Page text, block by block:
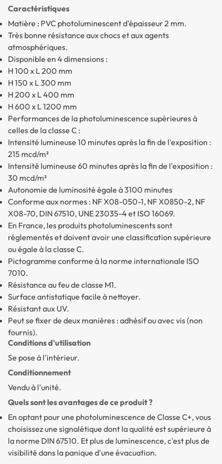
Caractéristiques
Matière : PVC photoluminescent d'épaisseur 2 mm.
Très bonne résistance aux chocs et aux agents
atmosphériques.
Disponible en 4 dimensions :
H 100 x L 200 mm
H 150 x L 300 mm
H 200 x L 400 mm
H 600 x L 1200 mm
Performances de la photoluminescence supérieures à
celles de la classe C :
Intensité lumineuse 10 minutes après la fin de l'exposition :
215 mcd/m²
Intensité lumineuse 60 minutes après la fin de l'exposition :
30 mcd/m²
Autonomie de luminosité égale à 3100 minutes
Conforme aux normes : NF X08-050-1, NF X0850-2, NF
X08-70, DIN 67510, UNE 23035-4 et ISO 16069.
En France, les produits photoluminescents sont
réglementés et doivent avoir une classification supérieure
ou égale à la classe C.
Pictogramme conforme à la norme internationale ISO
7010.
Résistance au feu de classe M1.
Surface antistatique facile à nettoyer.
Résistant aux UV.
Peut se fixer de deux manières : adhésif ou avec vis (non
fournis).
Conditions d'utilisation
Se pose à l'intérieur.
Conditionnement
Vendu à l'unité.
Quels sont les avantages de ce produit ?
En optant pour une photoluminescence de Classe C+, vous
choisissez une signalétique dont la qualité est supérieure à
la norme DIN 67510. Et plus de luminescence, c'est plus de
visibilité dans la panique d'une évacuation.